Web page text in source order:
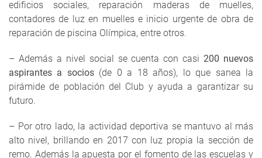
edificios sociales, reparación maderas de muelles,
contadores de luz en muelles e inicio urgente de obra de
reparación de piscina Olímpica, entre otros.
– Además a nivel social se cuenta con casi 200 nuevos
aspirantes a socios(de 0 a 18 años), lo que sanea la
pirámide de población del Club y ayuda a garantizar su
futuro.
– Por otro lado, la actividad deportiva se mantuvo al más
alto nivel, brillando en 2017 con luz propia la sección de
remo. Además la apuesta por el fomento de las escuelas y